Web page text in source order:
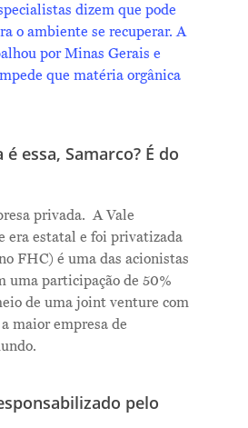
dizem que pode
o ambiente se recuperar. A
por Minas Gerais e
que matéria orgânica
essa, Samarco? É do
privada. A Vale
era estatal e foi privatizada
FHC) é uma das acionistas
uma participação de 50%
de uma joint venture com
maior empresa de
pelo